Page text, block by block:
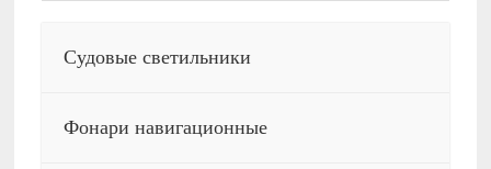
Судовые светильники
Фонари навигационные